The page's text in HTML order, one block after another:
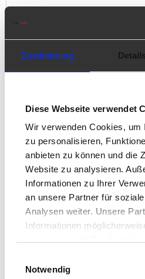
Zustimmung Details
Diese Webseite verwendet
Wir verwenden Cookies, um
zu personalisieren,
anbieten zu können und die
Website zu analysieren.
Informationen zu Ihrer
an unsere Partner für
Analysen weiter. Unsere
Informationen
gesammelt haben.
Notwendig
Website Ahlstrom
Website Arkema